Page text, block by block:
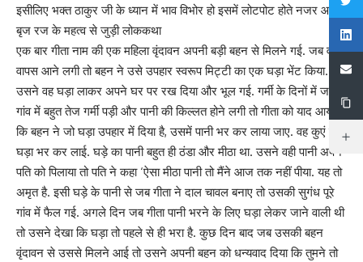
इसीलिए भक्त ठाकुर जी के ध्यान में भाव विभोर हो इसमें लोटपोट होते नजर आए.
बृज रज के महत्व से जुड़ी लोककथा
एक बार गीता नाम की एक महिला वृंदावन अपनी बड़ी बहन से मिलने गई. जब वह
वापस आने लगी तो बहन ने उसे उपहार स्वरूप मिट्टी का एक घड़ा भेंट किया.
उसने वह घड़ा लाकर अपने घर पर रख दिया और भूल गई. गर्मी के दिनों में जब
गांव में बहुत तेज गर्मी पड़ी और पानी की किल्लत होने लगी तो गीता को याद आया
कि बहन ने जो घड़ा उपहार में दिया है, उसमें पानी भर कर लाया जाए. वह कुएं से
घड़ा भर कर लाई. घड़े का पानी बहुत ही ठंडा और मीठा था. उसने वही पानी अपने
पति को पिलाया तो पति ने कहा ‘ऐसा मीठा पानी तो मैंने आज तक नहीं पीया. यह तो
अमृत है. इसी घड़े के पानी से जब गीता ने दाल चावल बनाए तो उसकी सुगंध पूरे
गांव में फैल गई. अगले दिन जब गीता पानी भरने के लिए घड़ा लेकर जाने वाली थी
तो उसने देखा कि घड़ा तो पहले से ही भरा है. कुछ दिन बाद जब उसकी बहन
वृंदावन से उससे मिलने आई तो उसने अपनी बहन को धन्यवाद दिया कि तुमने तो